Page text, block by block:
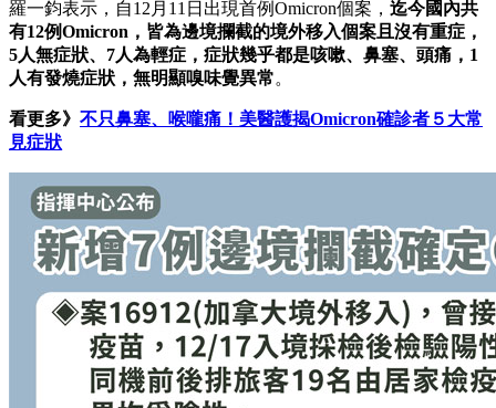
羅一鈞表示，自12月11日出現首例Omicron個案， 迄今國內共
有12例Omicron，皆為邊境攔截的境外移入個案且沒有重症，
5人無症狀、7人為輕症，症狀幾乎都是咳嗽、鼻塞、頭痛，1
人有發燒症狀，無明顯嗅味覺異常。
看更多》 不只鼻塞、喉嚨痛！美醫護揭Omicron確診者５大常
見症狀